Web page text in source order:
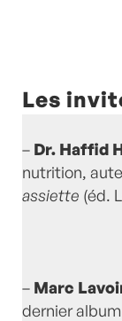
Les
– Dr. Haffid
nutrition,
assiette (éd.
– Marc
dernier album